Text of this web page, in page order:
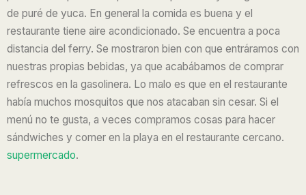
de puré de yuca. En general la comida es buena y el
restaurante tiene aire acondicionado. Se encuentra a poca
distancia del ferry. Se mostraron bien con que entráramos con
nuestras propias bebidas, ya que acabábamos de comprar
refrescos en la gasolinera. Lo malo es que en el restaurante
había muchos mosquitos que nos atacaban sin cesar. Si el
menú no te gusta, a veces compramos cosas para hacer
sándwiches y comer en la playa en el restaurante cercano.
supermercado.